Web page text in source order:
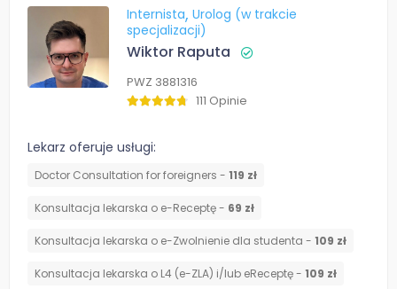
Internista Urolog (w trakcie
specjalizacji)
Wiktor Raputa
PWZ 3881316
111 Opinie
Lekarz oferuje usługi:
Doctor Consultation for foreigners - 119 zł
Konsultacja lekarska o e-Receptę - 69 zł
Konsultacja lekarska o e-Zwolnienie dla studenta - 109 zł
Konsultacja lekarska o L4 (e-ZLA) i/lub eReceptę - 109 zł